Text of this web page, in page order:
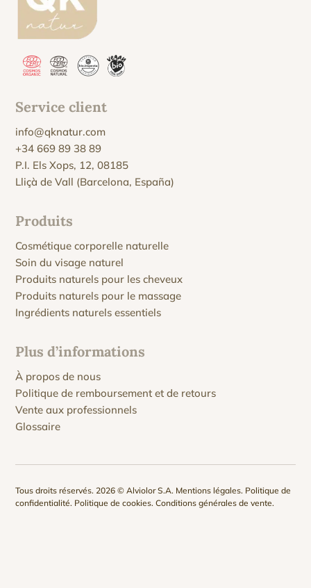
Service client
info@qknatur.com
+34 669 89 38 89
P.I. Els Xops, 12, 08185
Lliçà de Vall (Barcelona, España)
Produits
Cosmétique corporelle naturelle
Soin du visage naturel
Produits naturels pour les cheveux
Produits naturels pour le massage
Ingrédients naturels essentiels
Plus d’informations
À propos de nous
Politique de remboursement et de retours
Vente aux professionnels
Glossaire
Tous droits réservés. 2026 © Alviolor S.A. Mentions légales. Politique de
confidentialité. Politique de cookies.Conditions générales de vente.